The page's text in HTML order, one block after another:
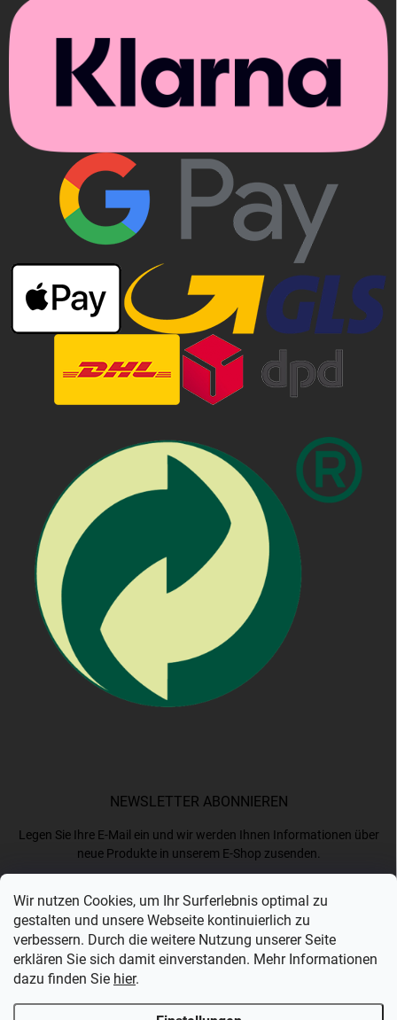
Wir nutzen Cookies, um Ihr Surferlebnis optimal zu
gestalten und unsere Webseite kontinuierlich zu
verbessern. Durch die weitere Nutzung unserer Seite
erklären Sie sich damit einverstanden. Mehr Informationen
dazu finden Sie hier.
NEWSLETTER ABONNIEREN
Legen Sie Ihre E-Mail ein und wir werden Ihnen Informationen über
neue Produkte in unserem E-Shop zusenden.
E-MAIL